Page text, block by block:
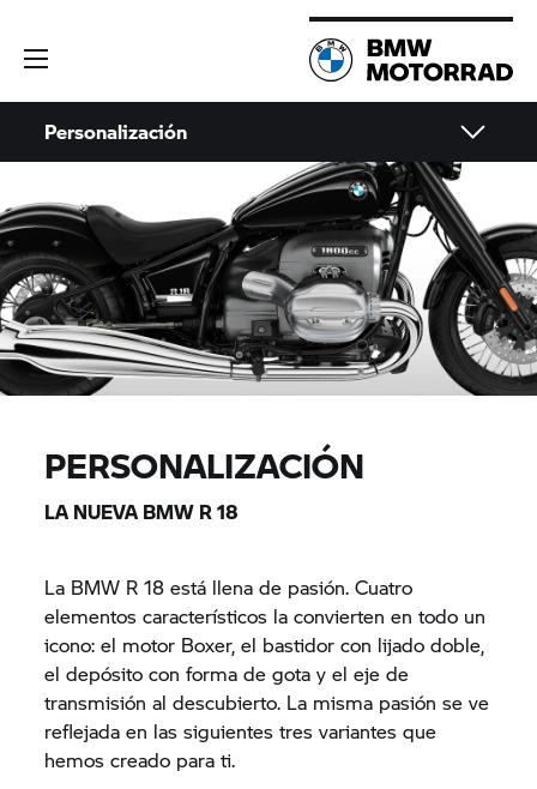
Personalización
PERSONALIZACIÓN
LA NUEVA BMW R 18
La BMW R 18 está llena de pasión. Cuatro
elementos característicos la convierten en todo un
icono: el motor Boxer, el bastidor con lijado doble,
el depósito con forma de gota y el eje de
transmisión al descubierto. La misma pasión se ve
reflejada en las siguientes tres variantes que
hemos creado para ti.